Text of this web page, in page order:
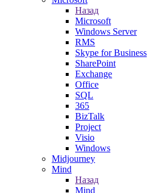
Назад
Microsoft
Windows Server
RMS
Skype for Business
SharePoint
Exchange
Office
SQL
365
BizTalk
Project
Visio
Windows
Midjourney
Mind
Назад
Mind